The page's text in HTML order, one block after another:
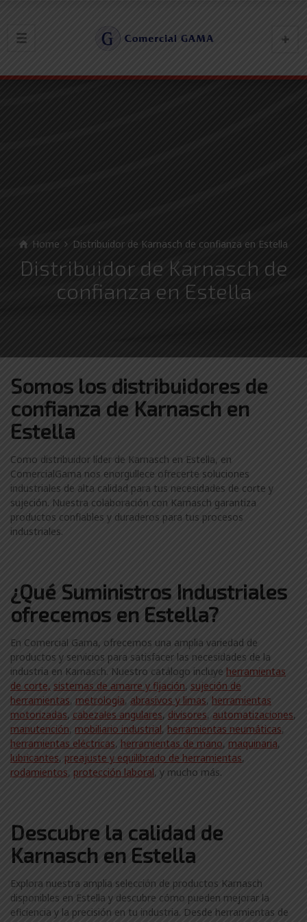
Home Distribuidor de Karnasch de confianza en Estella
Distribuidor de Karnasch de
confianza en Estella
Somos los distribuidores de
confianza de Karnasch en
Estella
Como distribuidor líder de Karnasch en Estella, en
ComercialGama nos enorgullece ofrecerte soluciones
industriales de alta calidad para tus necesidades de corte y
sujeción. Nuestra colaboración con Karnasch garantiza
productos confiables y duraderos para tus procesos
industriales.
¿Qué Suministros Industriales
ofrecemos en Estella?
En Comercial Gama, ofrecemos una amplia variedad de
productos y servicios para satisfacer las necesidades de la
industria en Karnasch. Nuestro catálogo incluye herramientas
de corte, sistemas de amarre y fijación, sujeción de
herramientas, metrología, abrasivos y limas, herramientas
motorizadas, cabezales angulares, divisores, automatizaciones,
manutención, mobiliario industrial, herramientas neumáticas,
herramientas eléctricas, herramientas de mano, maquinaria,
lubricantes, preajuste y equilibrado de herramientas,
rodamientos, protección laboral, y mucho más.
Descubre la calidad de
Karnasch en Estella
Explora nuestra amplia selección de productos Karnasch
disponibles en Estella y descubre cómo pueden mejorar la
eficiencia y la precisión en tu industria. Desde herramientas de